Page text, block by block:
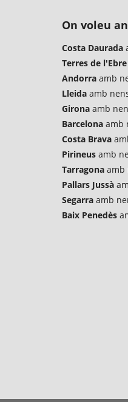
On voleu
Costa Daurada
Terres de
Andorra amb
Lleida amb
Girona amb
Barcelona amb
Costa Brava
Pirineus amb
Tarragona amb
Pallars Jussà
Segarra amb
Baix Penedès